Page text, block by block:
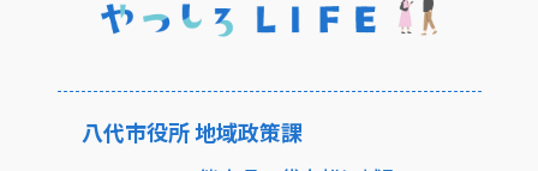
八代市役所 地域政策課